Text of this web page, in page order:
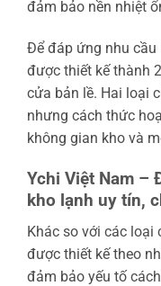
đảm bảo nền nhiệt
Để đáp ứng nhu cầu
được thiết kế thành
cửa bản lề. Hai loại
nhưng cách thức
không gian kho và
Ychi Việt Nam –
kho lạnh uy tín,
Khác so với các loại
được thiết kế theo
đảm bảo yếu tố